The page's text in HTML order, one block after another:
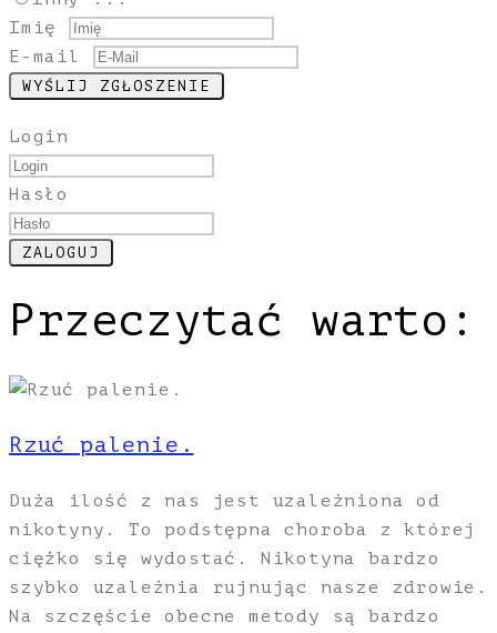
Imię
E-mail
Login
Hasło
Przeczytać warto:
Rzuć palenie.
Duża ilość z nas jest uzależniona od
nikotyny. To podstępna choroba z której
ciężko się wydostać. Nikotyna bardzo
szybko uzależnia rujnując nasze zdrowie.
Na szczęście obecne metody są bardzo